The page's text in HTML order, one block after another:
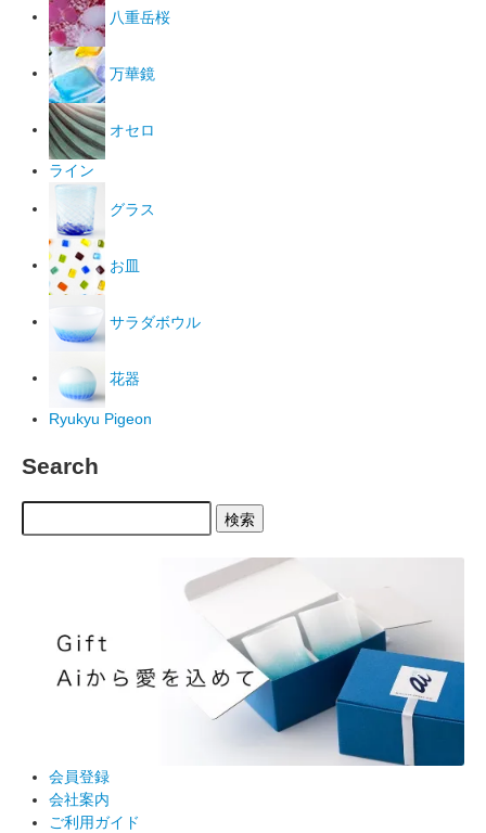
八重岳桜
万華鏡
オセロ
ライン
グラス
お皿
サラダボウル
花器
Ryukyu Pigeon
Search
検索
会員登録
会社案内
ご利用ガイド